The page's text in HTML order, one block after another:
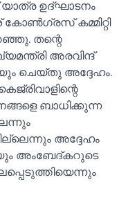
ഉദ്ഘാടനം
കമ്മിറ്റി
തന്റെ
അരവിന്ദ്
ചെയ്തു അദ്ദേഹം.
ബാധിക്കുന്ന
അദ്ദേഹം
അംബേദ്കറുടെ